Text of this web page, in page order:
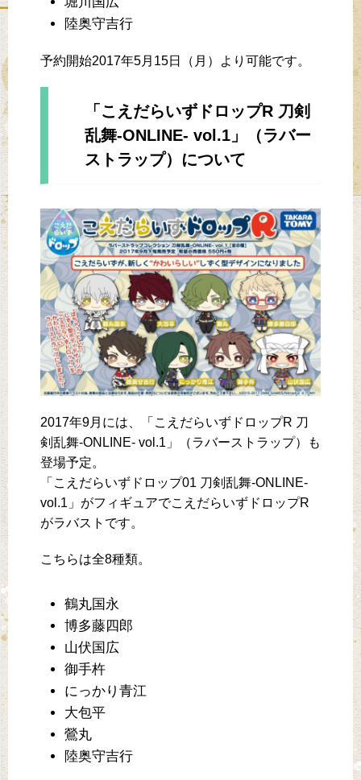
陸奥守吉行
予約開始2017年5月15日（月）より可能です。
「こえだらいずドロップR 刀剣
乱舞-ONLINE- vol.1」（ラバー
ストラップ）について
2017年9月には、「こえだらいずドロップR 刀
剣乱舞-ONLINE- vol.1」（ラバーストラップ）も
登場予定。
「こえだらいずドロップ01 刀剣乱舞-ONLINE-
vol.1」がフィギュアでこえだらいずドロップR
がラバストです。
こちらは全8種類。
鶴丸国永
博多藤四郎
山伏国広
御手杵
にっかり青江
大包平
鶯丸
陸奥守吉行